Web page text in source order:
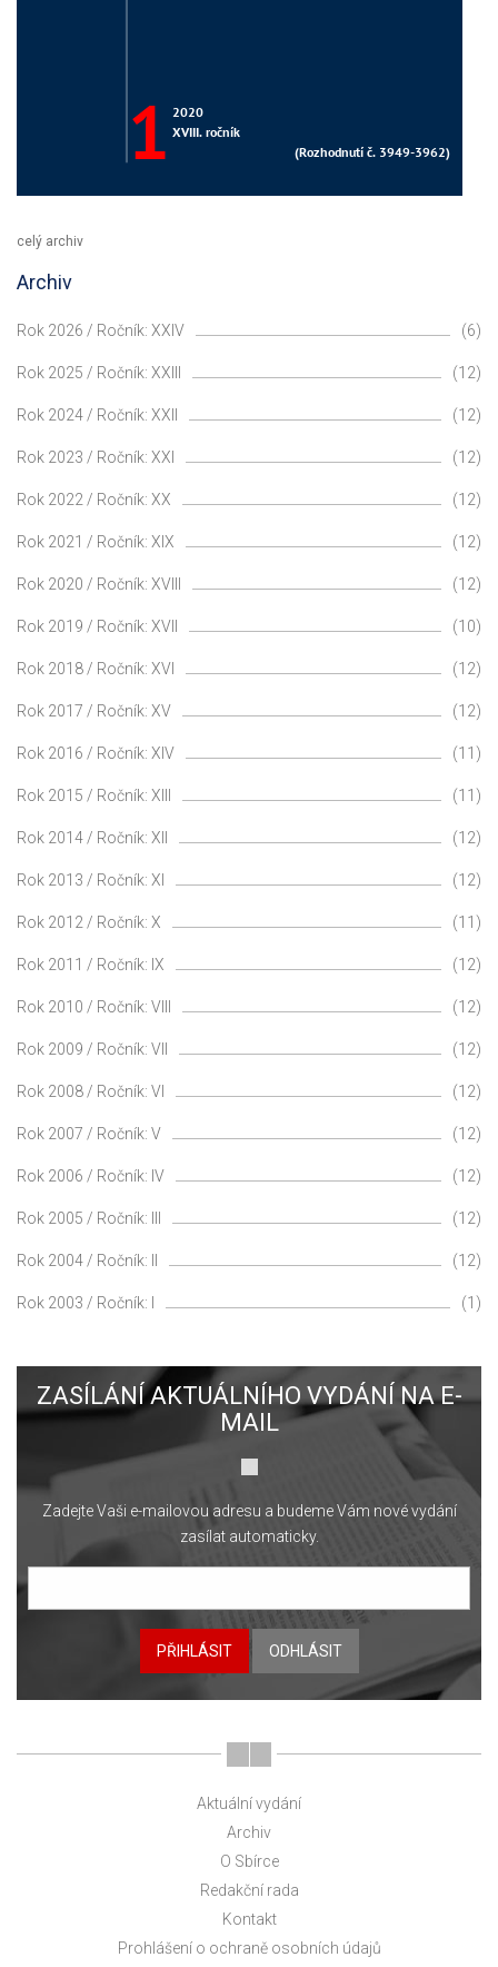
celý archiv
Archiv
Rok 2026 / Ročník: XXIV (6)
Rok 2025 / Ročník: XXIII (12)
Rok 2024 / Ročník: XXII (12)
Rok 2023 / Ročník: XXI (12)
Rok 2022 / Ročník: XX (12)
Rok 2021 / Ročník: XIX (12)
Rok 2020 / Ročník: XVIII (12)
Rok 2019 / Ročník: XVII (10)
Rok 2018 / Ročník: XVI (12)
Rok 2017 / Ročník: XV (12)
Rok 2016 / Ročník: XIV (11)
Rok 2015 / Ročník: XIII (11)
Rok 2014 / Ročník: XII (12)
Rok 2013 / Ročník: XI (12)
Rok 2012 / Ročník: X (11)
Rok 2011 / Ročník: IX (12)
Rok 2010 / Ročník: VIII (12)
Rok 2009 / Ročník: VII (12)
Rok 2008 / Ročník: VI (12)
Rok 2007 / Ročník: V (12)
Rok 2006 / Ročník: IV (12)
Rok 2005 / Ročník: III (12)
Rok 2004 / Ročník: II (12)
Rok 2003 / Ročník: I (1)
ZASÍLÁNÍ AKTUÁLNÍHO VYDÁNÍ NA E-
MAIL
Zadejte Vaši e-mailovou adresu a budeme Vám nové vydání
zasílat automaticky.
PŘIHLÁSIT ODHLÁSIT
Aktuální vydání
Archiv
O Sbírce
Redakční rada
Kontakt
Prohlášení o ochraně osobních údajů